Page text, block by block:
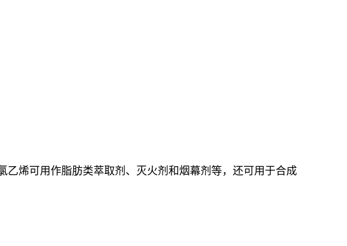
烯可用作脂肪类萃取剂、灭火剂和烟幕剂等，还可用于合成